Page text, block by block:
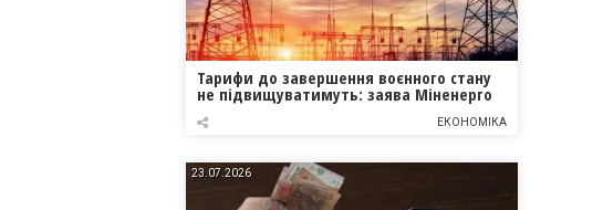
Тарифи до завершення воєнного стану
не підвищуватимуть: заява Міненерго
ЕКОНОМІКА
23.07.2026